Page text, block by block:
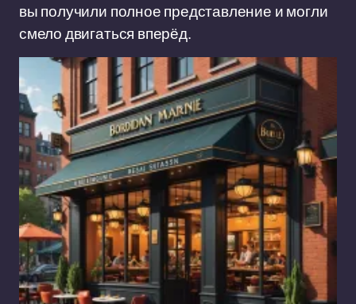
вы получили полное представление и могли
смело двигаться вперёд.